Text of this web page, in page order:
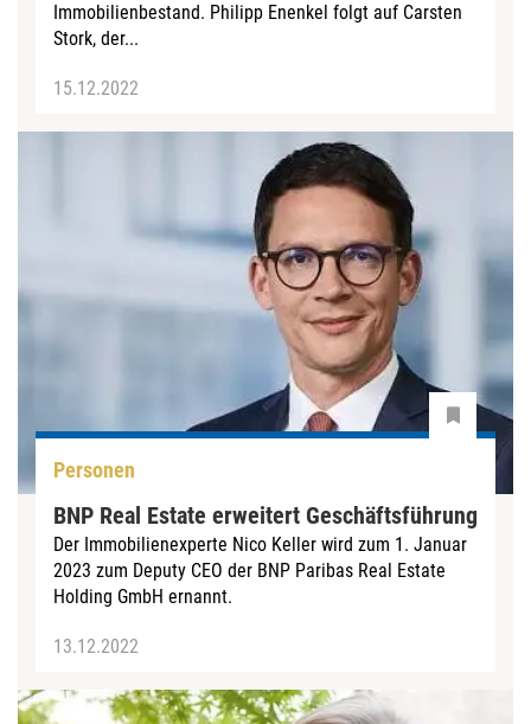
Immobilienbestand. Philipp Enenkel folgt auf Carsten
Stork, der...
15.12.2022
Personen
BNP Real Estate erweitert Geschäftsführung
Der Immobilienexperte Nico Keller wird zum 1. Januar
2023 zum Deputy CEO der BNP Paribas Real Estate
Holding GmbH ernannt.
13.12.2022